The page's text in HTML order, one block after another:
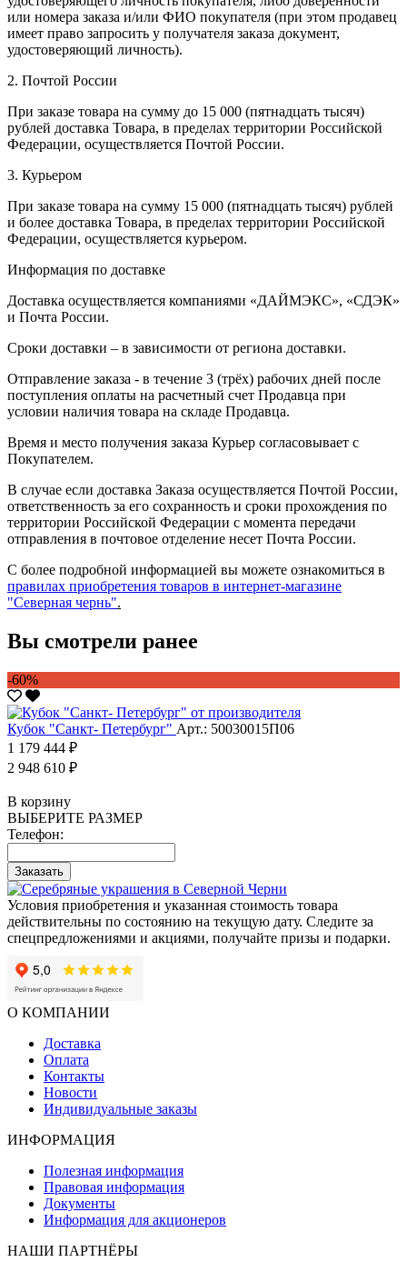
или номера заказа и/или ФИО покупателя (при этом продавец
имеет право запросить у получателя заказа документ,
удостоверяющий личность).
2. Почтой России
При заказе товара на сумму до 15 000 (пятнадцать тысяч)
рублей доставка Товара, в пределах территории Российской
Федерации, осуществляется Почтой России.
3. Курьером
При заказе товара на сумму 15 000 (пятнадцать тысяч) рублей
и более доставка Товара, в пределах территории Российской
Федерации, осуществляется курьером.
Информация по доставке
Доставка осуществляется компаниями «ДАЙМЭКС», «СДЭК»
и Почта России.
Сроки доставки – в зависимости от региона доставки.
Отправление заказа - в течение 3 (трёх) рабочих дней после
поступления оплаты на расчетный счет Продавца при
условии наличия товара на складе Продавца.
Время и место получения заказа Курьер согласовывает с
Покупателем.
В случае если доставка Заказа осуществляется Почтой России,
ответственность за его сохранность и сроки прохождения по
территории Российской Федерации с момента передачи
отправления в почтовое отделение несет Почта России.
С более подробной информацией вы можете ознакомиться в
правилах приобретения товаров в интернет-магазине
"Северная чернь".
Вы смотрели ранее
-60%
Кубок "Санкт- Петербург" Арт.: 50030015П06
1 179 444 ₽
2 948 610 ₽
В корзину
ВЫБЕРИТЕ РАЗМЕР
Телефон:
Заказать
Условия приобретения и указанная стоимость товара
действительны по состоянию на текущую дату. Следите за
спецпредложениями и акциями, получайте призы и подарки.
О КОМПАНИИ
Доставка
Оплата
Контакты
Новости
Индивидуальные заказы
ИНФОРМАЦИЯ
Полезная информация
Правовая информация
Документы
Информация для акционеров
НАШИ ПАРТНЁРЫ